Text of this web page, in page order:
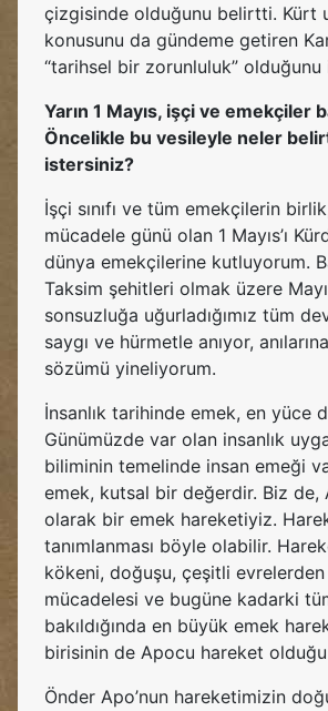
çizgisinde olduğunu belirtti. Kürt
konusunu da gündeme getiren
“tarihsel bir zorunluluk”
Yarın 1 Mayıs, işçi ve emekçiler
Öncelikle bu vesileyle neler
istersiniz?
İşçi sınıfı ve tüm emekçilerin
mücadele günü olan 1 Mayıs’ı
dünya emekçilerine kutluyorum.
Taksim şehitleri olmak üzere
sonsuzluğa uğurladığımız tüm
saygı ve hürmetle anıyor,
sözümü yineliyorum.
İnsanlık tarihinde emek, en yüce
Günümüzde var olan insanlık
biliminin temelinde insan emeği
emek, kutsal bir değerdir. Biz de,
olarak bir emek hareketiyiz.
tanımlanması böyle olabilir.
kökeni, doğuşu, çeşitli
mücadelesi ve bugüne kadarki
bakıldığında en büyük emek
birisinin de Apocu hareket
Önder Apo’nun hareketimizin